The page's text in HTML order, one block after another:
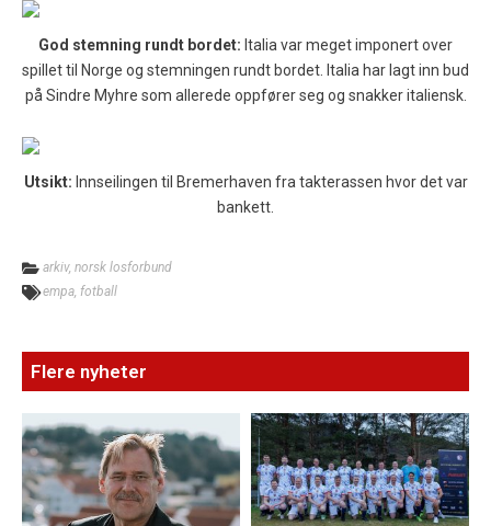
God stemning rundt bordet: Italia var meget imponert over
spillet til Norge og stemningen rundt bordet. Italia har lagt inn bud
på Sindre Myhre som allerede oppfører seg og snakker italiensk.
Utsikt: Innseilingen til Bremerhaven fra takterassen hvor det var
bankett.
arkiv, norsk losforbund
empa, fotball
Flere nyheter